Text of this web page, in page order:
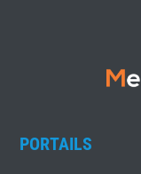
PORTAILS